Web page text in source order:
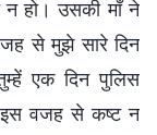
न हो। उसकी माँ ने
से मुझे सारे दिन
एक दिन पुलिस
इस वजह से कष्ट न